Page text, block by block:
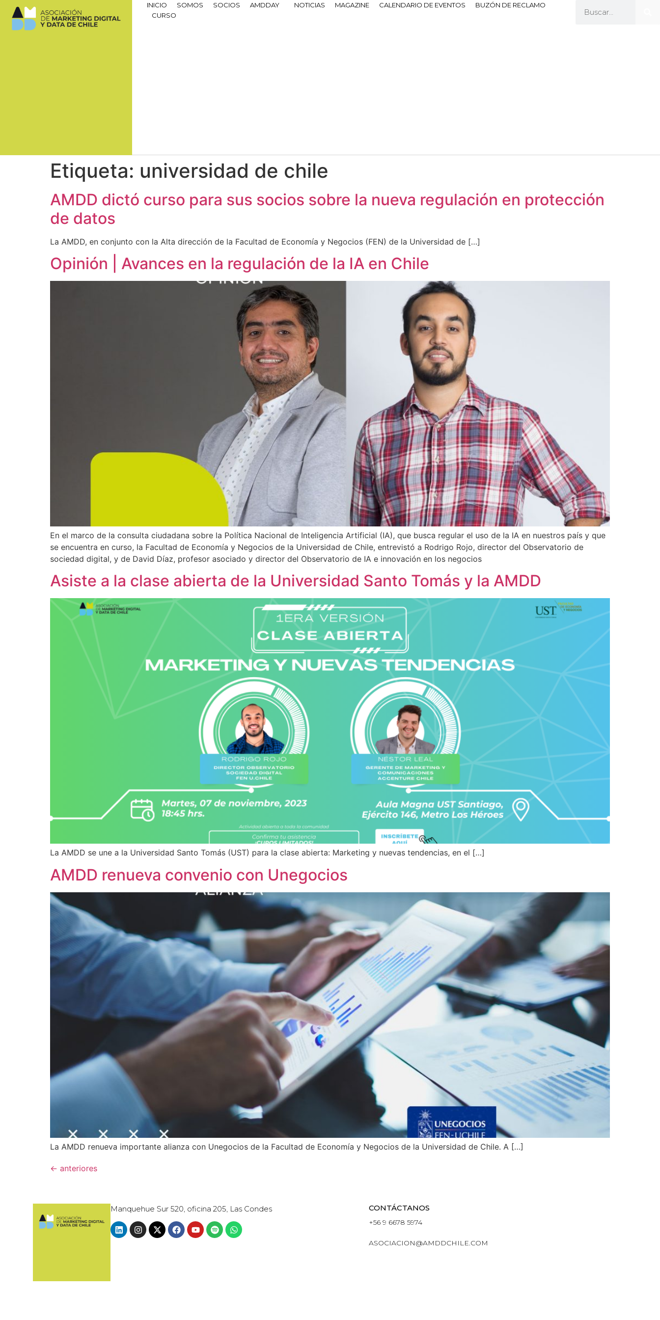
INICIO SOMOS SOCIOS AMDDAY NOTICIAS MAGAZINE CALENDARIO DE EVENTOS
BUZÓN DE RECLAMO
CURSO
Etiqueta: universidad de chile
AMDD dictó curso para sus socios sobre la nueva regulación en protección
de datos
La AMDD, en conjunto con la Alta dirección de la Facultad de Economía y Negocios (FEN) de la Universidad de […]
Opinión | Avances en la regulación de la IA en Chile
En el marco de la consulta ciudadana sobre la Política Nacional de Inteligencia Artificial (IA), que busca regular el uso de la IA en nuestros país y que
se encuentra en curso, la Facultad de Economía y Negocios de la Universidad de Chile, entrevistó a Rodrigo Rojo, director del Observatorio de
sociedad digital, y de David Díaz, profesor asociado y director del Observatorio de IA e innovación en los negocios
Asiste a la clase abierta de la Universidad Santo Tomás y la AMDD
La AMDD se une a la Universidad Santo Tomás (UST) para la clase abierta: Marketing y nuevas tendencias, en el […]
AMDD renueva convenio con Unegocios
La AMDD renueva importante alianza con Unegocios de la Facultad de Economía y Negocios de la Universidad de Chile. A […]
← anteriores
Manquehue Sur 520, oficina 205, Las Condes CONTÁCTANOS
+56 9 6678 5974
ASOCIACION@AMDDCHILE.COM